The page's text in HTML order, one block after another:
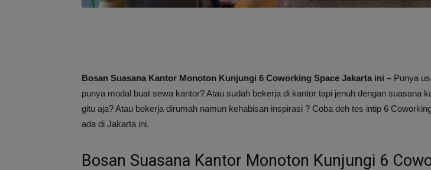
Bosan Suasana Kantor Monoton Kunjungi 6 Coworking Space Jakarta ini – Punya
punya modal buat sewa kantor? Atau sudah bekerja di kantor tapi jenuh dengan suasana
gitu aja? Atau bekerja dirumah namun kehabisan inspirasi ? Coba deh tes intip 6
ada di Jakarta ini.
Bosan Suasana Kantor Monoton Kunjungi 6